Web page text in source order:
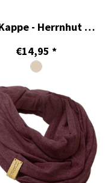
Cord Kappe - Herrnhut Collection
€14,95 *